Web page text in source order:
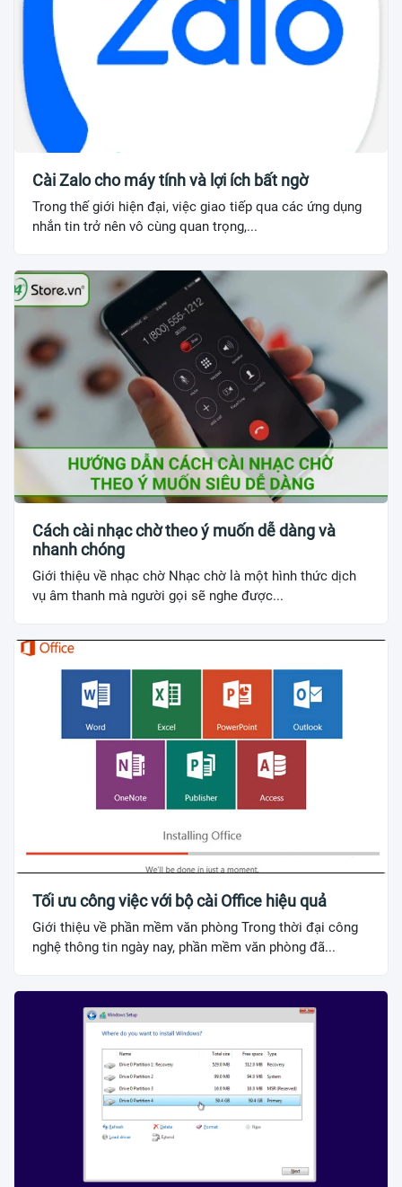
Cài Zalo cho máy tính và lợi ích bất ngờ
Trong thế giới hiện đại, việc giao tiếp qua các ứng dụng
nhắn tin trở nên vô cùng quan trọng,...
Cách cài nhạc chờ theo ý muốn dễ dàng và
nhanh chóng
Giới thiệu về nhạc chờ Nhạc chờ là một hình thức dịch
vụ âm thanh mà người gọi sẽ nghe được...
Tối ưu công việc với bộ cài Office hiệu quả
Giới thiệu về phần mềm văn phòng Trong thời đại công
nghệ thông tin ngày nay, phần mềm văn phòng đã...